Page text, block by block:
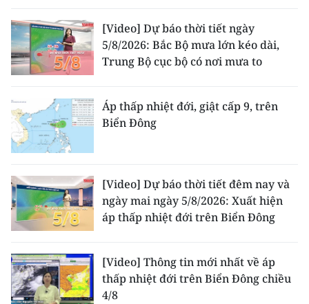
[Video] Dự báo thời tiết ngày
5/8/2026: Bắc Bộ mưa lớn kéo dài,
Trung Bộ cục bộ có nơi mưa to
Áp thấp nhiệt đới, giật cấp 9, trên
Biển Đông
[Video] Dự báo thời tiết đêm nay và
ngày mai ngày 5/8/2026: Xuất hiện
áp thấp nhiệt đới trên Biển Đông
[Video] Thông tin mới nhất về áp
thấp nhiệt đới trên Biển Đông chiều
4/8